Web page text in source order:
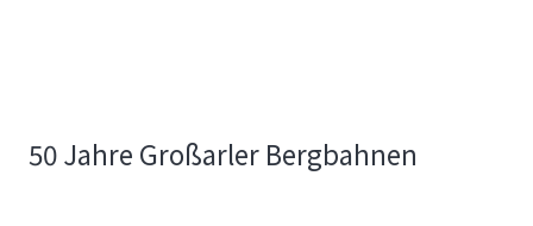
50 Jahre Großarler Bergbahnen